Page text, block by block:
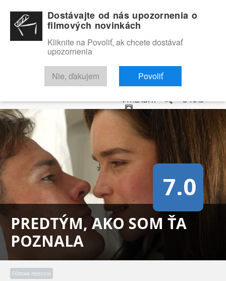
RECENZIE TRAILERY FILMOVÁ DATABÁZA
VYHĽADAŤ O NÁS
PREDTÝM, AKO SOM ŤA
POZNALA
7.0
Filmová recenzia
Dostávajte od nás upozornenia o
filmových novinkách
Kliknite na Povoliť, ak chcete dostávať
upozornenia
Nie, ďakujem Povoliť